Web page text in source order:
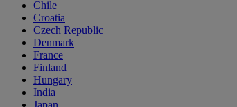
Chile
Croatia
Czech Republic
Denmark
France
Finland
Hungary
India